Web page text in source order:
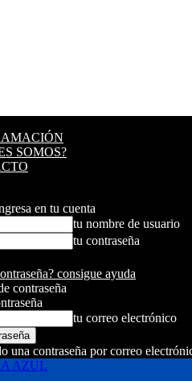
SOMOS?
en tu cuenta
tu nombre de usuario
tu contraseña
consigue ayuda
contraseña
tu correo electrónico
una contraseña por correo
AZUL